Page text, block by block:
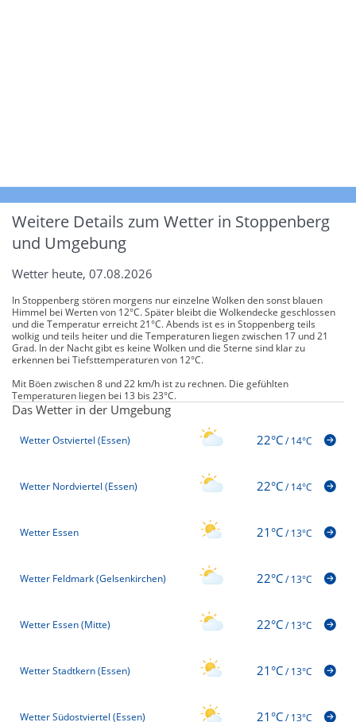
Weitere Details zum Wetter in Stoppenberg
und Umgebung
Wetter heute, 07.08.2026
In Stoppenberg stören morgens nur einzelne Wolken den sonst blauen
Himmel bei Werten von 12°C. Später bleibt die Wolkendecke geschlossen
und die Temperatur erreicht 21°C. Abends ist es in Stoppenberg teils
wolkig und teils heiter und die Temperaturen liegen zwischen 17 und 21
Grad. In der Nacht gibt es keine Wolken und die Sterne sind klar zu
erkennen bei Tiefsttemperaturen von 12°C.
Mit Böen zwischen 8 und 22 km/h ist zu rechnen. Die gefühlten
Temperaturen liegen bei 13 bis 23°C.
Das Wetter in der Umgebung
Wetter Ostviertel (Essen) 22°C/14°C
Wetter Nordviertel (Essen) 22°C/14°C
Wetter Essen 21°C/13°C
Wetter Feldmark (Gelsenkirchen) 22°C/13°C
Wetter Essen (Mitte) 22°C/13°C
Wetter Stadtkern (Essen) 21°C/13°C
Wetter Südostviertel (Essen) 21°C/13°C